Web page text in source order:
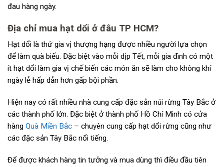
đau hàng ngày.
Địa chỉ mua hạt dổi ở đâu TP HCM?
Hạt dổi là thứ gia vị thượng hạng được nhiều người lựa chọn
để làm quà biếu. Đặc biệt vào mỗi dịp Tết, mỗi gia đình có một
ít hạt dổi làm gia vị chế biến các món ăn sẽ làm cho không khí
ngày lễ hấp dẫn hơn gấp bội phần.
Hiện nay có rất nhiều nhà cung cấp đặc sản núi rừng Tây Bắc ở
các thành phố lớn. Đặc biệt ở thành phố Hồ Chí Minh có cửa
hàng Quà Miền Bắc – chuyên cung cấp hạt dổi rừng cũng như
các đặc sản Tây Bắc nổi tiếng.
Để được khách hàng tin tưởng và mua dùng thì điều đầu tiên